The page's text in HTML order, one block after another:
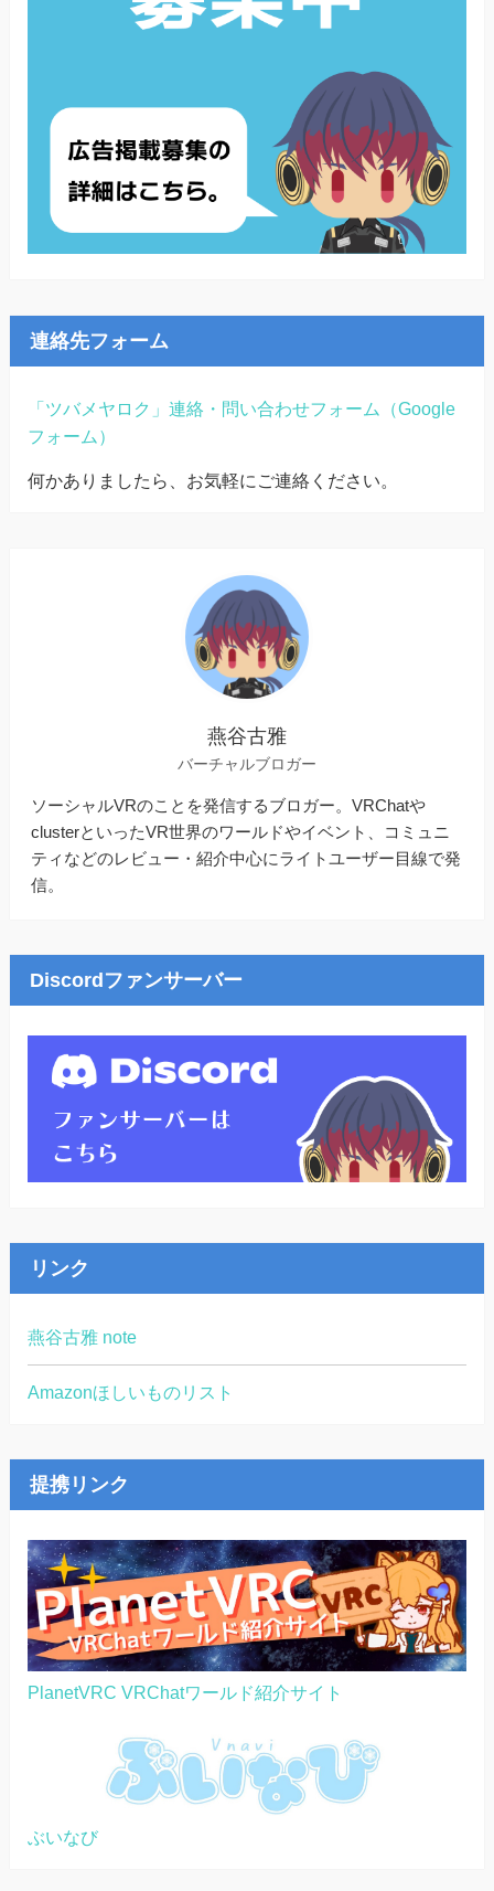
連絡先フォーム
「ツバメヤロク」連絡・問い合わせフォーム（Google
フォーム）
何かありましたら、お気軽にご連絡ください。
燕谷古雅
バーチャルブロガー
ソーシャルVRのことを発信するブロガー。VRChatや
clusterといったVR世界のワールドやイベント、コミュニ
ティなどのレビュー・紹介中心にライトユーザー目線で発
信。
Discordファンサーバー
リンク
燕谷古雅 note
Amazonほしいものリスト
提携リンク
PlanetVRC VRChatワールド紹介サイト
ぶいなび